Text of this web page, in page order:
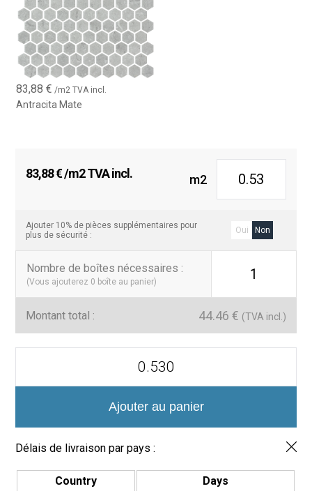
83,88€ /m2 TVA incl.
Antracita Mate
83,88€/m2 TVA incl. m2
Ajouter 10% de pièces supplémentaires pour
plus de sécurité :
Oui Non
Nombre de boîtes nécessaires :
(Vous ajouterez 0 boîte au panier) 1
Montant total : 44.46 € (TVA incl.)
Mate
Ajouter au panier
Délais de livraison par pays :
Country
Days